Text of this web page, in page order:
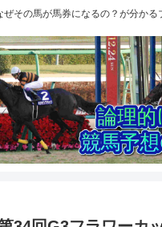
ぜその馬が馬券になるの？が分かる